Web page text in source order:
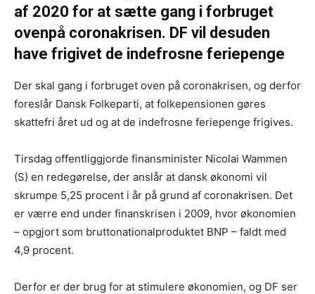
af 2020 for at sætte gang i forbruget
ovenpå coronakrisen. DF vil desuden
have frigivet de indefrosne feriepenge
Der skal gang i forbruget oven på coronakrisen, og derfor
foreslår Dansk Folkeparti, at folkepensionen gøres
skattefri året ud og at de indefrosne feriepenge frigives.
Tirsdag offentliggjorde finansminister Nicolai Wammen
(S) en redegørelse, der anslår at dansk økonomi vil
skrumpe 5,25 procent i år på grund af coronakrisen. Det
er værre end under finanskrisen i 2009, hvor økonomien
– opgjort som bruttonationalproduktet BNP – faldt med
4,9 procent.
Derfor er der brug for at stimulere økonomien, og DF ser